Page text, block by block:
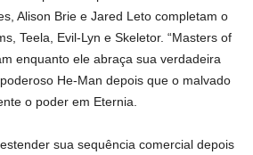
Alison Brie e Jared Leto completam o
Teela, Evil-Lyn e Skeletor. “Masters of
enquanto ele abraça sua verdadeira
He-Man depois que o malvado
o poder em Eternia.
sua sequência comercial depois